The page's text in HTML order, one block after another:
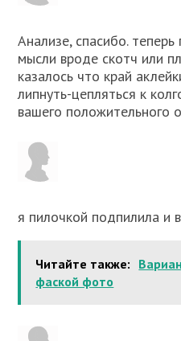
Анализе, спасибо.
мысли вроде скотч или
казалось что край
липнуть-цепляться к
вашего положительного
я пилочкой подпилила и
Читайте также:
фаской фото